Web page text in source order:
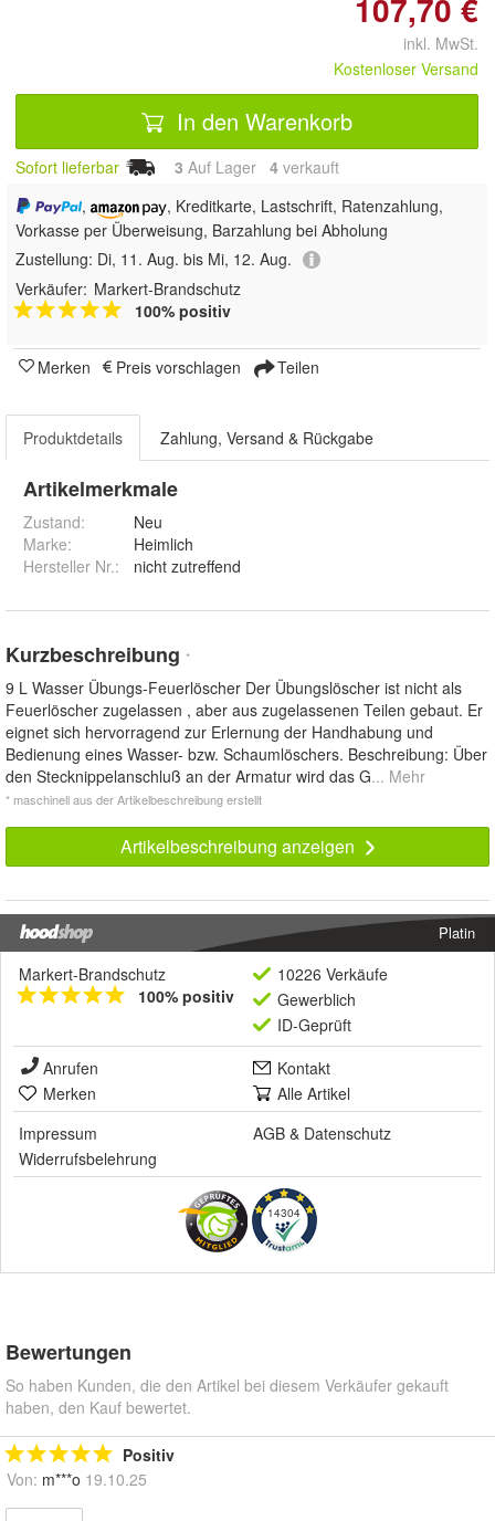
107,70 €
inkl. MwSt.
Kostenloser Versand
In den Warenkorb
Sofort lieferbar 3 Auf Lager 4 verkauft
,
, Kreditkarte, Lastschrift, Ratenzahlung,
Vorkasse per Überweisung, Barzahlung bei Abholung
Zustellung: Di, 11. Aug. bis Mi, 12. Aug.
Verkäufer: Markert-Brandschutz
100% positiv
Merken Preis vorschlagen Teilen
Produktdetails Zahlung, Versand & Rückgabe
Artikelmerkmale
Zustand:
Neu
Marke:
Heimlich
Hersteller Nr.:
nicht zutreffend
Kurzbeschreibung *
9 L Wasser Übungs-Feuerlöscher Der Übungslöscher ist nicht als
Feuerlöscher zugelassen , aber aus zugelassenen Teilen gebaut. Er
eignet sich hervorragend zur Erlernung der Handhabung und
Bedienung eines Wasser- bzw. Schaumlöschers. Beschreibung: Über
den Stecknippelanschluß an der Armatur wird das G... Mehr
* maschinell aus der Artikelbeschreibung erstellt
Artikelbeschreibung anzeigen
Platin
Markert-Brandschutz
100% positiv
10226 Verkäufe
Gewerblich
ID-Geprüft
Anrufen
Kontakt
Merken
Alle Artikel
Impressum
AGB & Datenschutz
Widerrufsbelehrung
14304
Bewertungen
So haben Kunden, die den Artikel bei diesem Verkäufer gekauft
haben, den Kauf bewertet.
Positiv
Von: m***o 19.10.25